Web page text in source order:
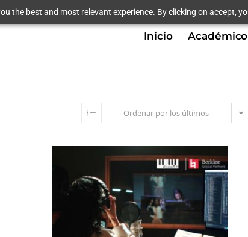
the best and most relevant experience. By clicking on accept,
Inicio Académico
Ordenar por los últimos